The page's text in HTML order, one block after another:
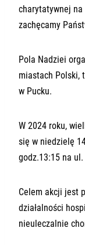
charytatywnej na
zachęcamy
Pola Nadziei
miastach Polski,
w Pucku.
W 2024 roku,
się w niedzielę
godz.13:15 na
Celem akcji jest
działalności
nieuleczalnie